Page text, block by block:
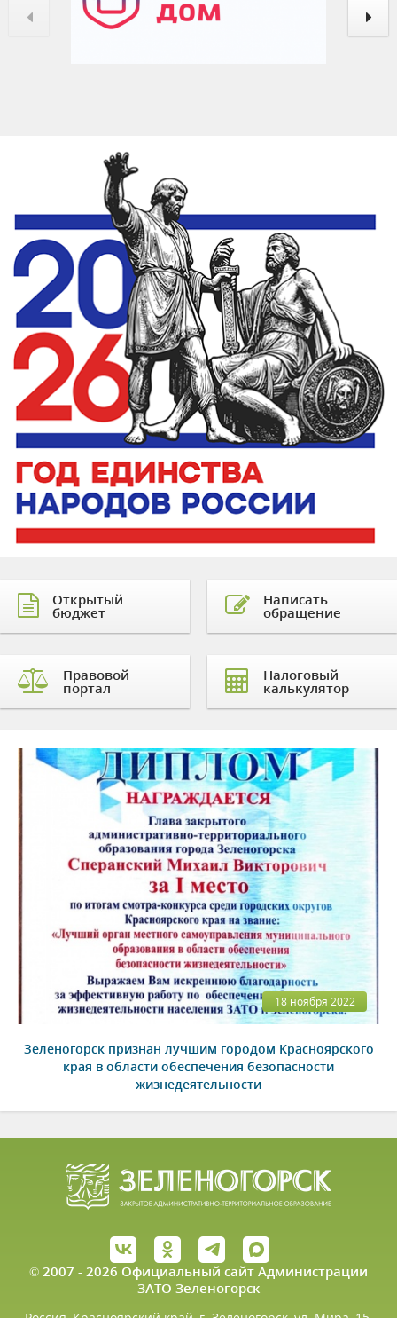
Открытый
бюджет
Правовой
портал
Написать
обращение
Налоговый
калькулятор
18 ноября 2022
Зеленогорск признан лучшим городом Красноярского
края в области обеспечения безопасности
жизнедеятельности
© 2007 - 2026 Официальный сайт Администрации
ЗАТО Зеленогорск